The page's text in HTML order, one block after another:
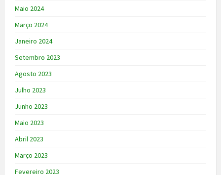
Maio 2024
Março 2024
Janeiro 2024
Setembro 2023
Agosto 2023
Julho 2023
Junho 2023
Maio 2023
Abril 2023
Março 2023
Fevereiro 2023